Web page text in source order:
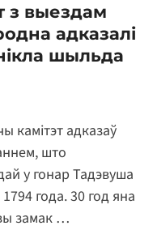
з выездам
адказалі
шыльда
камітэт адказаў
што
у гонар Тадэвуша
года. 30 год яна
замак …